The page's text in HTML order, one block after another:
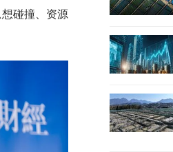
碰撞、资源